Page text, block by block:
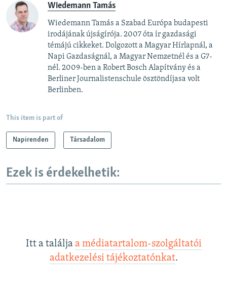
Wiedemann Tamás
Wiedemann Tamás a Szabad Európa budapesti
irodájának újságírója. 2007 óta ír gazdasági
témájú cikkeket. Dolgozott a Magyar Hírlapnál, a
Napi Gazdaságnál, a Magyar Nemzetnél és a G7-
nél. 2009-ben a Robert Bosch Alapítvány és a
Berliner Journalistenschule ösztöndíjasa volt
Berlinben.
This item is part of
Napirenden Társadalom
Ezek is érdekelhetik:
Itt a találja a médiatartalom-szolgáltatói
adatkezelési tájékoztatónkat.